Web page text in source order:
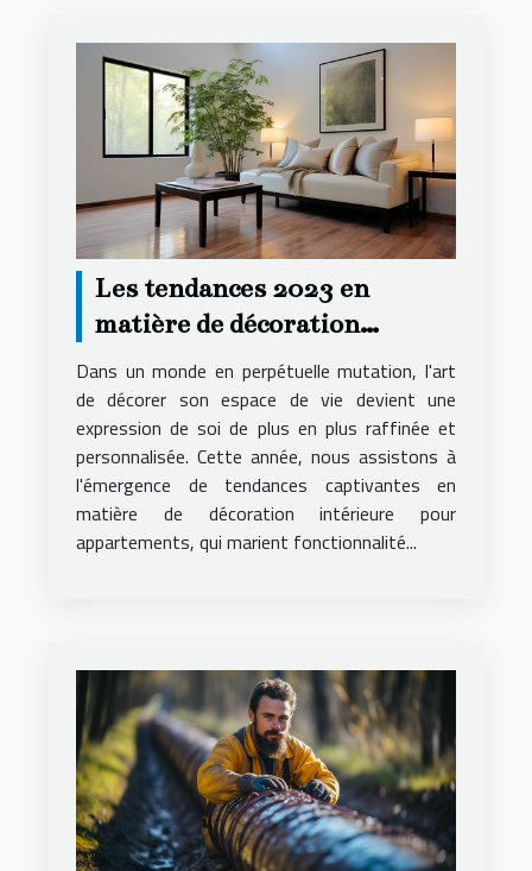
Les tendances 2023 en
matière de décoration
intérieure pour
appartements
Dans un monde en perpétuelle mutation, l'art
de décorer son espace de vie devient une
expression de soi de plus en plus raffinée et
personnalisée. Cette année, nous assistons à
l'émergence de tendances captivantes en
matière de décoration intérieure pour
appartements, qui marient fonctionnalité...